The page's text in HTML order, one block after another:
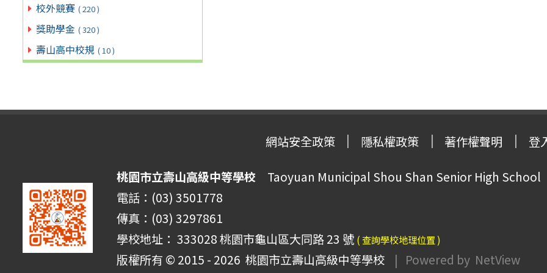
校外競賽 ( 220 )
獎助學金 ( 320 )
壽山高中校規 ( 10 )
網站安全政策 隱私權政策 著作權聲明 登
桃園市立壽山高級中等學校 Taoyuan Municipal Shou Shan Senior High School
電話：(03) 3501778
傳真：(03) 3297861
學校地址： 333028 桃園市龜山區大同路 23 號 ( 查詢學校地理位置 )
版權所有 © 2015 - 2026 桃園市立壽山高級中等學校 | Powered by NetView